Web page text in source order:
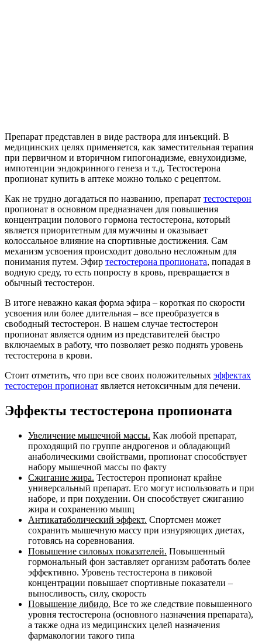
Препарат представлен в виде раствора для инъекций. В
медицинских целях применяется, как заместительная терапия
при первичном и вторичном гипогонадизме, евнухоидизме,
импотенции эндокринного генеза и т.д. Тестостерона
пропионат купить в аптеке можно только с рецептом.
Как не трудно догадаться по названию, препарат тестостерон
пропионат в основном предназначен для повышения
концентрации полового гормона тестостерона, который
является приоритетным для мужчины и оказывает
колоссальное влияние на спортивные достижения. Сам
механизм усвоения происходит довольно несложным для
понимания путем. Эфир тестостерона пропионата, попадая в
водную среду, то есть попросту в кровь, превращается в
обычный тестостерон.
В итоге неважно какая форма эфира – короткая по скорости
усвоения или более длительная – все преобразуется в
свободный тестостерон. В нашем случае тестостерон
пропионат является одним из представителей быстро
включаемых в работу, что позволяет резко поднять уровень
тестостерона в крови.
Стоит отметить, что при все своих положительных эффектах
тестостерон пропионат является нетоксичным для печени.
Эффекты тестостерона пропионата
Увеличение мышечной массы. Как любой препарат,
проходящий по группе андрогенов и обладающий
анаболическими свойствами, пропионат способствует
набору мышечной массы по факту
Сжигание жира. Тестостерон пропионат крайне
универсальный препарат. Его могут использовать и при
наборе, и при похудении. Он способствует сжиганию
жира и сохранению мышц
Антикатаболический эффект. Спортсмен может
сохранить мышечную массу при изнуряющих диетах,
готовясь на соревнования.
Повышение силовых показателей. Повышенный
гормональный фон заставляет организм работать более
эффективно. Уровень тестостерона в пиковой
концентрации повышает спортивные показатели –
выносливость, силу, скорость
Повышение либидо. Все то же следствие повышенного
уровня тестостерона (основного назначения препарата),
а также одна из медицинских целей назначения
фармакологии такого типа